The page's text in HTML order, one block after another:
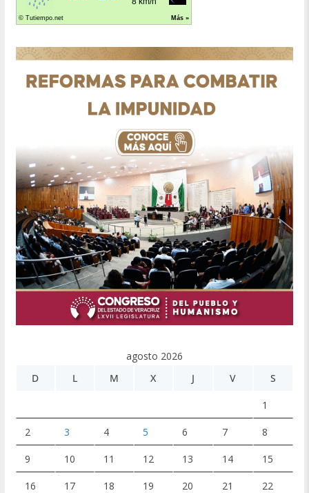
agosto 2026
D
L M X J V S
1
2 3 4 5 6 7 8
9 10 11 12 13 14 15
16 17 18 19 20 21 22